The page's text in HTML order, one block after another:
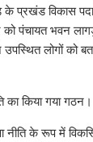
के प्रखंड विकास
पंचायत भवन
लोगों को
नीति के रूप में